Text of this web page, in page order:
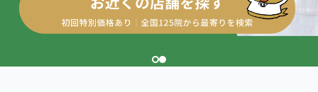
ぎっくり腰
寝違え
高田馬場エリア（2院）
メディア・実績